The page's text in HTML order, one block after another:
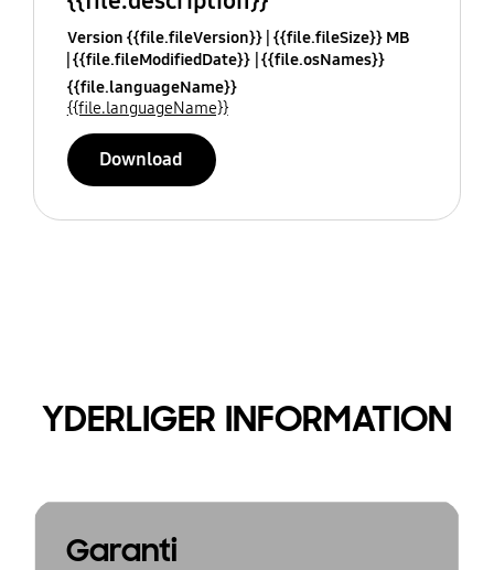
Version {{file.fileVersion}} {{file.fileSize}} MB
{{file.fileModifiedDate}} {{file.osNames}}
{{file.languageName}}
{{file.languageName}}
Download
YDERLIGER INFORMATION
Garanti